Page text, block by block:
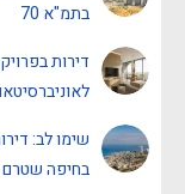
בתמ"א 70
דירות
בחיפה